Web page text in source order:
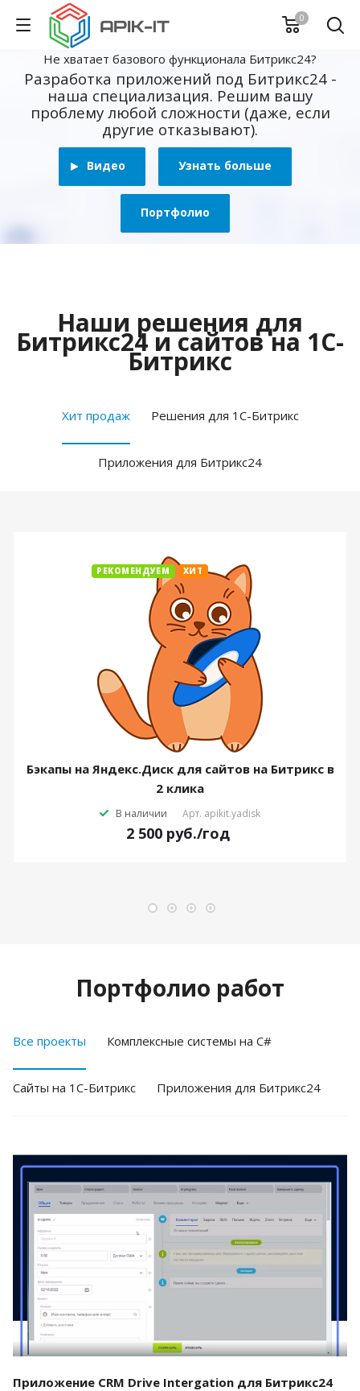
0
Не хватает базового функционала Битрикс24?
Разработка приложений под Битрикс24 -
наша специализация. Решим вашу
проблему любой сложности (даже, если
другие отказывают).
Видео Узнать больше
Портфолио
Наши решения для
Битрикс24 и сайтов на 1С-
Битрикс
Хит продаж Решения для 1С-Битрикс
Приложения для Битрикс24
РЕКОМЕНДУЕМ ХИТ
Бэкапы на Яндекс.Диск для сайтов на Битрикс в
2 клика
В наличии Арт. apikit.yadisk
2 500 руб./год
Портфолио работ
Все проекты Комплексные системы на C#
Cайты на 1С-Битрикс Приложения для Битрикс24
Смотреть проект
Приложение CRM Drive Intergation для Битрикс24